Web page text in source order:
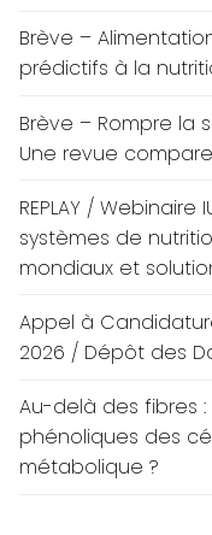
Brève –
prédictifs à la
Brève – Rompre la
Une revue
REPLAY / Webinaire
systèmes de
mondiaux et
Appel à Candidature
2026 / Dépôt des
Au-delà des fibres
phénoliques des
métabolique ?